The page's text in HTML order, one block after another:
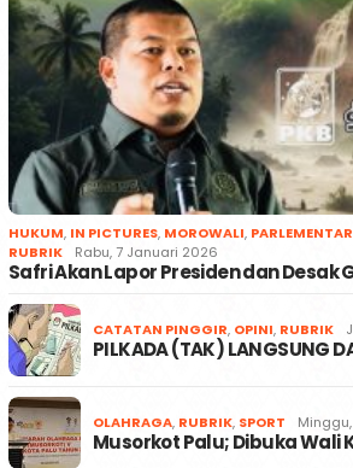
HUKUM, IN PICTURES, MOROWALI,
RUBRIK
Rabu, 7 Januari 2026
Safri Akan Lapor Presiden dan Desak
CATATAN PINGGIR, OPINI, RUBRIK
PILKADA (TAK) LANGSUNG
OLAHRAGA, RUBRIK, SPORT
Musorkot Palu; Dibuka Wali